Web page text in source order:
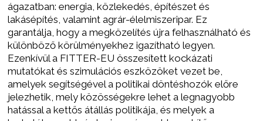
ágazatban: energia, közlekedés, építészet és
lakásépítés, valamint agrár-élelmiszeripar. Ez
garantálja, hogy a megközelítés újra felhasználható és
különböző körülményekhez igazítható legyen.
Ezenkívül a FITTER-EU összesített kockázati
mutatókat és szimulációs eszközöket vezet be,
amelyek segítségével a politikai döntéshozók előre
jelezhetik, mely közösségekre lehet a legnagyobb
hatással a kettős átállás politikája, és melyek a